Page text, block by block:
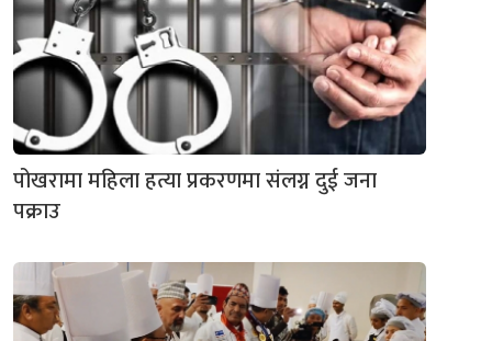
पोखरामा महिला हत्या प्रकरणमा संलग्न दुई जना
पक्राउ